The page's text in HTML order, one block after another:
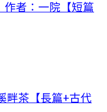
作者：一院【短篇
畔茶【長篇+古代